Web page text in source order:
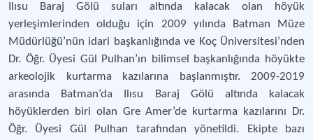
Ilısu Baraj Gölü suları altında kalacak olan höyük
yerleşimlerinden olduğu için 2009 yılında Batman Müze
Müdürlüğü’nün idari başkanlığında ve Koç Üniversitesi’nden
Dr. Öğr. Üyesi Gül Pulhan’ın bilimsel başkanlığında höyükte
arkeolojik kurtarma kazılarına başlanmıştır. 2009-2019
arasında Batman’da Ilısu Baraj Gölü altında kalacak
höyüklerden biri olan Gre Amer’de kurtarma kazılarını Dr.
Öğr. Üyesi Gül Pulhan tarafından yönetildi. Ekipte bazı